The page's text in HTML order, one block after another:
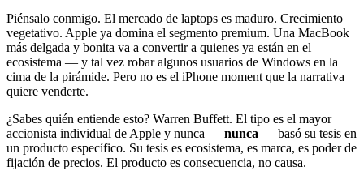
Piénsalo conmigo. El mercado de laptops es maduro. Crecimiento
vegetativo. Apple ya domina el segmento premium. Una MacBook
más delgada y bonita va a convertir a quienes ya están en el
ecosistema — y tal vez robar algunos usuarios de Windows en la
cima de la pirámide. Pero no es el iPhone moment que la narrativa
quiere venderte.
¿Sabes quién entiende esto? Warren Buffett. El tipo es el mayor
accionista individual de Apple y nunca — nunca — basó su tesis en
un producto específico. Su tesis es ecosistema, es marca, es poder de
fijación de precios. El producto es consecuencia, no causa.